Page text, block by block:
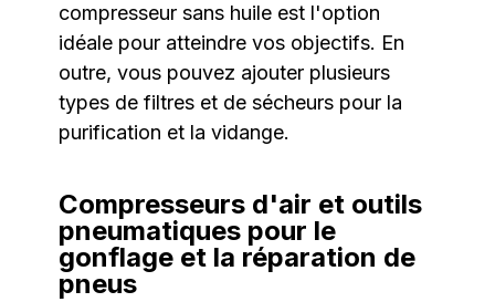
compresseur sans huile est l'option
idéale pour atteindre vos objectifs. En
outre, vous pouvez ajouter plusieurs
types de filtres et de sécheurs pour la
purification et la vidange.
Compresseurs d'air et outils
pneumatiques pour le
gonflage et la réparation de
pneus